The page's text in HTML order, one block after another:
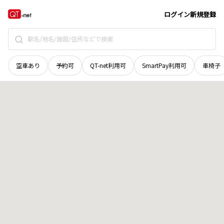
ログイン新規登録
空車あり 予約可 QT-net利用可 SmartPay利用可 車椅子
栃木県